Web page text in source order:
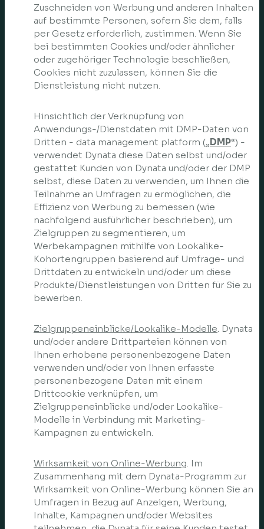
Zuschneiden von Werbung und anderen Inhalten
auf bestimmte Personen, sofern Sie dem, falls
per Gesetz erforderlich, zustimmen. Wenn Sie
bei bestimmten Cookies und/oder ähnlicher
oder zugehöriger Technologie beschließen,
Cookies nicht zuzulassen, können Sie die
Dienstleistung nicht nutzen.
Hinsichtlich der Verknüpfung von
Anwendungs-/Dienstdaten mit DMP-Daten von
Dritten - data management platform („DMP“) -
verwendet Dynata diese Daten selbst und/oder
gestattet Kunden von Dynata und/oder der DMP
selbst, diese Daten zu verwenden, um Ihnen die
Teilnahme an Umfragen zu ermöglichen, die
Effizienz von Werbung zu bemessen (wie
nachfolgend ausführlicher beschrieben), um
Zielgruppen zu segmentieren, um
Werbekampagnen mithilfe von Lookalike-
Kohortengruppen basierend auf Umfrage- und
Drittdaten zu entwickeln und/oder um diese
Produkte/Dienstleistungen von Dritten für Sie zu
bewerben.
Zielgruppeneinblicke/Lookalike-Modelle. Dynata
und/oder andere Drittparteien können von
Ihnen erhobene personenbezogene Daten
verwenden und/oder von Ihnen erfasste
personenbezogene Daten mit einem
Drittcookie verknüpfen, um
Zielgruppeneinblicke und/oder Lookalike-
Modelle in Verbindung mit Marketing-
Kampagnen zu entwickeln.
Wirksamkeit von Online-Werbung. Im
Zusammenhang mit dem Dynata-Programm zur
Wirksamkeit von Online-Werbung können Sie an
Umfragen in Bezug auf Anzeigen, Werbung,
Inhalte, Kampagnen und/oder Websites